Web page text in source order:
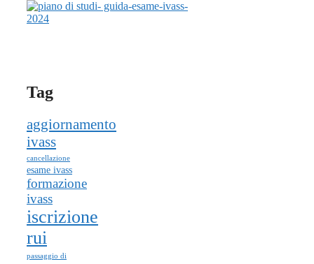
Tag
aggiornamento
ivass
cancellazione
esame ivass
formazione
ivass
iscrizione
rui
passaggio di